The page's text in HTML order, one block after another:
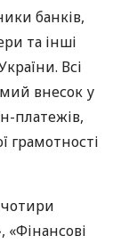
банків,
та інші
Всі
внесок у
платежів,
грамотності
чотири
«Фінансові